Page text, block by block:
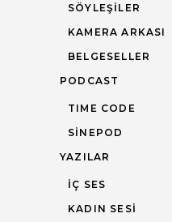
SÖYLEŞILER
KAMERA ARKASI
BELGESELLER
PODCAST
TIME CODE
SINEPOD
YAZILAR
İÇ SES
KADIN SESI